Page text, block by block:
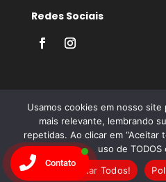
Redes Sociais
Desenvolvido por Agência
Usamos cookies em nosso
mais relevante, lembrando
repetidas. Ao clicar em “Aceitar
uso de
Aceitar Todos!
Contato